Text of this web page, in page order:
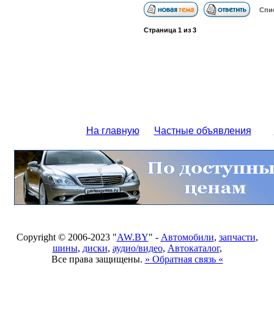
Страница 1из 3
На главную Частные объявления
Copyright © 2006-2023 "AW.BY" - Автомобили, запчасти,
шины, диски, аудио/видео, Автокаталог,
Все права защищены. » Обратная связь «